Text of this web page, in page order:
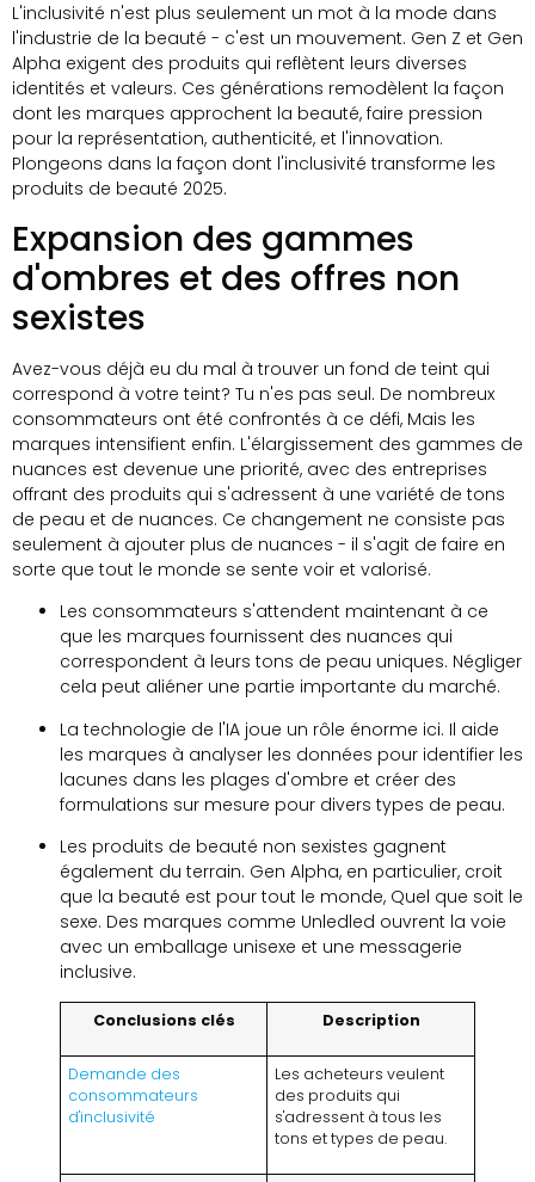
L'inclusivité n'est plus seulement un mot à la mode dans
l'industrie de la beauté - c'est un mouvement. Gen Z et Gen
Alpha exigent des produits qui reflètent leurs diverses
identités et valeurs. Ces générations remodèlent la façon
dont les marques approchent la beauté, faire pression
pour la représentation, authenticité, et l'innovation.
Plongeons dans la façon dont l'inclusivité transforme les
produits de beauté 2025.
Expansion des gammes
d'ombres et des offres non
sexistes
Avez-vous déjà eu du mal à trouver un fond de teint qui
correspond à votre teint? Tu n'es pas seul. De nombreux
consommateurs ont été confrontés à ce défi, Mais les
marques intensifient enfin. L'élargissement des gammes de
nuances est devenue une priorité, avec des entreprises
offrant des produits qui s'adressent à une variété de tons
de peau et de nuances. Ce changement ne consiste pas
seulement à ajouter plus de nuances - il s'agit de faire en
sorte que tout le monde se sente voir et valorisé.
Les consommateurs s'attendent maintenant à ce
que les marques fournissent des nuances qui
correspondent à leurs tons de peau uniques. Négliger
cela peut aliéner une partie importante du marché.
La technologie de l'IA joue un rôle énorme ici. Il aide
les marques à analyser les données pour identifier les
lacunes dans les plages d'ombre et créer des
formulations sur mesure pour divers types de peau.
Les produits de beauté non sexistes gagnent
également du terrain. Gen Alpha, en particulier, croit
que la beauté est pour tout le monde, Quel que soit le
sexe. Des marques comme Unledled ouvrent la voie
avec un emballage unisexe et une messagerie
inclusive.
Conclusions clés Description
Demande des
consommateurs
d'inclusivité
Les acheteurs veulent
des produits qui
s'adressent à tous les
tons et types de peau.